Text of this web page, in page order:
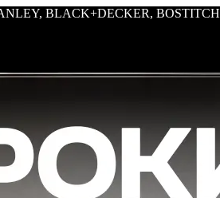
BLACK+DECKER, BOSTITCH